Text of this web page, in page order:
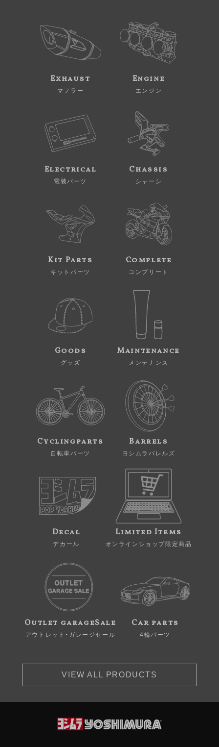
Exhaust
マフラー
Engine
エンジン
Electrical
電装パーツ
Chassis
シャーシ
Kit Parts
キットパーツ
Complete
コンプリート
Goods
グッズ
Maintenance
メンテナンス
Cyclingparts
自転車パーツ
Barrels
ヨシムラバレルズ
Decal
デカール
Limited Items
オンラインショップ限定商品
Outlet garageSale
アウトレット・ガレージセール
Car parts
4輪パーツ
VIEW ALL PRODUCTS